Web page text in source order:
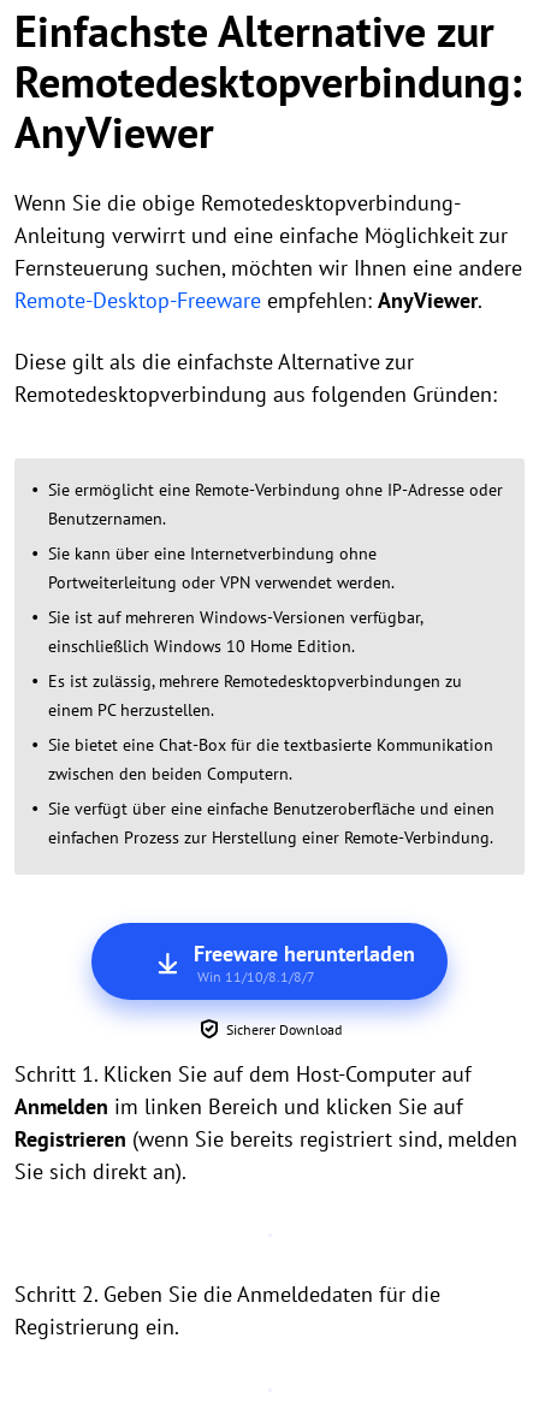
Einfachste Alternative zur
Remotedesktopverbindung:
AnyViewer
Wenn Sie die obige Remotedesktopverbindung-
Anleitung verwirrt und eine einfache Möglichkeit zur
Fernsteuerung suchen, möchten wir Ihnen eine andere
Remote-Desktop-Freeware empfehlen: AnyViewer.
Diese gilt als die einfachste Alternative zur
Remotedesktopverbindung aus folgenden Gründen:
Sie ermöglicht eine Remote-Verbindung ohne IP-Adresse oder
Benutzernamen.
Sie kann über eine Internetverbindung ohne
Portweiterleitung oder VPN verwendet werden.
Sie ist auf mehreren Windows-Versionen verfügbar,
einschließlich Windows 10 Home Edition.
Es ist zulässig, mehrere Remotedesktopverbindungen zu
einem PC herzustellen.
Sie bietet eine Chat-Box für die textbasierte Kommunikation
zwischen den beiden Computern.
Sie verfügt über eine einfache Benutzeroberfläche und einen
einfachen Prozess zur Herstellung einer Remote-Verbindung.
Freeware herunterladen
Win 11/10/8.1/8/7
Sicherer Download
Schritt 1. Klicken Sie auf dem Host-Computer auf
Anmelden im linken Bereich und klicken Sie auf
Registrieren (wenn Sie bereits registriert sind, melden
Sie sich direkt an).
Schritt 2. Geben Sie die Anmeldedaten für die
Registrierung ein.